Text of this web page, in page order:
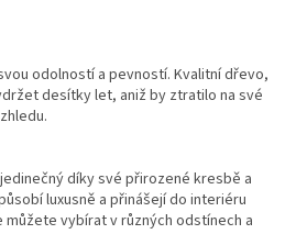
s
u
odolností a pevností. Kvalitní dřevo,
desítky let, aniž by ztratilo na své
díky své přirozené kresbě a
luxusně a přinášejí do interiéru
vybírat v různých odstínech a